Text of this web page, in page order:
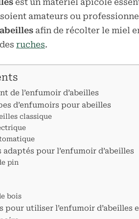
Toggle
sub-
menu
est un matériel apicole
amateurs ou
abeilles afin de récolter le miel
ruches.
de l’enfumoir d’abeilles
d’enfumoirs pour abeilles
classique
pour l’enfumoir d’abeilles
pin
bois
pour utiliser l’enfumoir d’abeilles